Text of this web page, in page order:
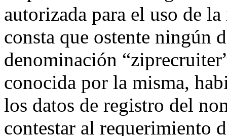
autorizada para el uso de
consta que ostente ningún
denominación
conocida por la misma,
los datos de registro del
contestar al requerimiento